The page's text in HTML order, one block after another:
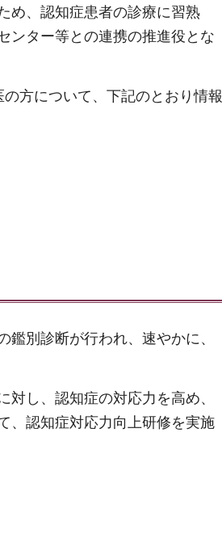
め、認知症患者の診療に習熟
ンター等との連携の推進役とな
方について、下記のとおり情報
別診断が行われ、速やかに、
し、認知症の対応力を高め、
、認知症対応力向上研修を実施